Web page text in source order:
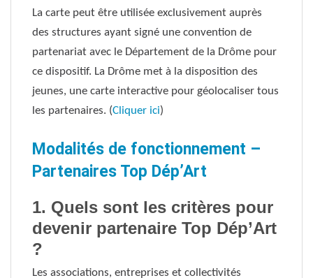
La carte peut être utilisée exclusivement auprès
des structures ayant signé une convention de
partenariat avec le Département de la Drôme pour
ce dispositif. La Drôme met à la disposition des
jeunes, une carte interactive pour géolocaliser tous
les partenaires. (Cliquer ici)
Modalités de fonctionnement –
Partenaires Top Dép’Art
1. Quels sont les critères pour
devenir partenaire Top Dép’Art
?
Les associations, entreprises et collectivités